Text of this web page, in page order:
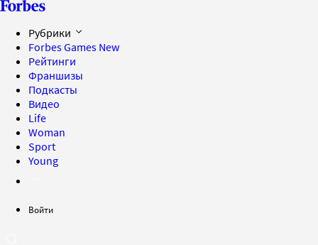
Рубрики
Forbes Games New
Рейтинги
Франшизы
Подкасты
Видео
Life
Woman
Sport
Young
Войти